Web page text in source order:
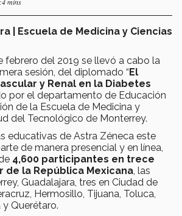
| Escuela de Medicina y Ciencias
febrero del 2019 se llevó a cabo la
sesión, del diplomado “El
y Renal en la Diabetes
por el departamento de Educación
de la Escuela de Medicina y
del Tecnológico de Monterrey.
educativas de Astra Zéneca este
de manera presencial y en línea,
4,600 participantes en trece
la República Mexicana , las
Guadalajara, tres en Ciudad de
Hermosillo, Tijuana, Toluca,
y Querétaro.